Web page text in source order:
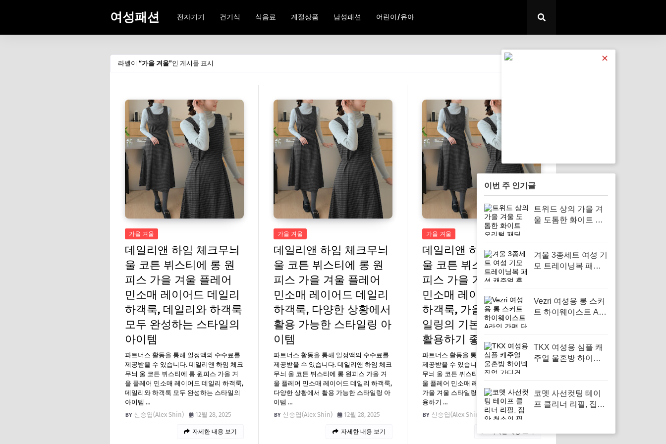
여성패션 전자기기 건기식 식음료 계절상품 남성패션 어린이/유아
라벨이 가을 겨울 인 게시물 표시
가을 겨울
데일리앤 하임 체크무늬
울 코튼 뷔스티에 롱 원
피스 가을 겨울 플레어
민소매 레이어드 데일리
하객룩, 데일리와 하객룩
모두 완성하는 스타일의
아이템
파트너스 활동을 통해 일정액의 수수료를
제공받을 수 있습니다. 데일리앤 하임 체크
무늬 울 코튼 뷔스티에 롱 원피스 가을 겨
울 플레어 민소매 레이어드 데일리 하객룩,
데일리와 하객룩 모두 완성하는 스타일의
아이템 …
신승엽(Alex Shin)
12월 28, 2025
자세한 내용 보기
가을 겨울
데일리앤 하임 체크무늬
울 코튼 뷔스티에 롱 원
피스 가을 겨울 플레어
민소매 레이어드 데일리
하객룩, 다양한 상황에서
활용 가능한 스타일링 아
이템
파트너스 활동을 통해 일정액의 수수료를
제공받을 수 있습니다. 데일리앤 하임 체크
무늬 울 코튼 뷔스티에 롱 원피스 가을 겨
울 플레어 민소매 레이어드 데일리 하객룩,
다양한 상황에서 활용 가능한 스타일링 아
이템 …
신승엽(Alex Shin)
12월 28, 2025
자세한 내용 보기
가을 겨울
데일리앤 하임 체크무늬
울 코튼 뷔스티에 롱 원
피스 가을 겨울 플레어
민소매 레이어드 데일리
하객룩, 가을 겨울 스타
일링의 기본 아이템으로
활용하기 좋은 이유
파트너스 활동을 통해 일정액의 수수료를
제공받을 수 있습니다. 데일리앤 하임 체크
무늬 울 코튼 뷔스티에 롱 원피스 가을 겨
울 플레어 민소매 레이어드 데일리 하객룩,
가을 겨울 스타일링의 기본 아이템으로 활
용하기 …
신승엽(Alex Shin)
12월 27, 2025
✕
이번 주 인기글
트위드 상의 가을 겨
울 도톰한 화이트 오
스타일을 위한 선택
겨울 3종세트 여성 기
모 트레이닝복 패션
트 가을 츄리닝세트
여자 운동복 세트 보
적의 선택
Vezri 여성용 롱 스커
트 하이웨이스트 A라
F88, 다양한 스타일
을 위한 필수 아이템
TKX 여성용 심플 캐
주얼 울혼방 하이넥
울용, 추운 날씨에 편
안하고 따뜻하게 입
코멧 사선컷팅 테이
프 클리너 리필, 집안